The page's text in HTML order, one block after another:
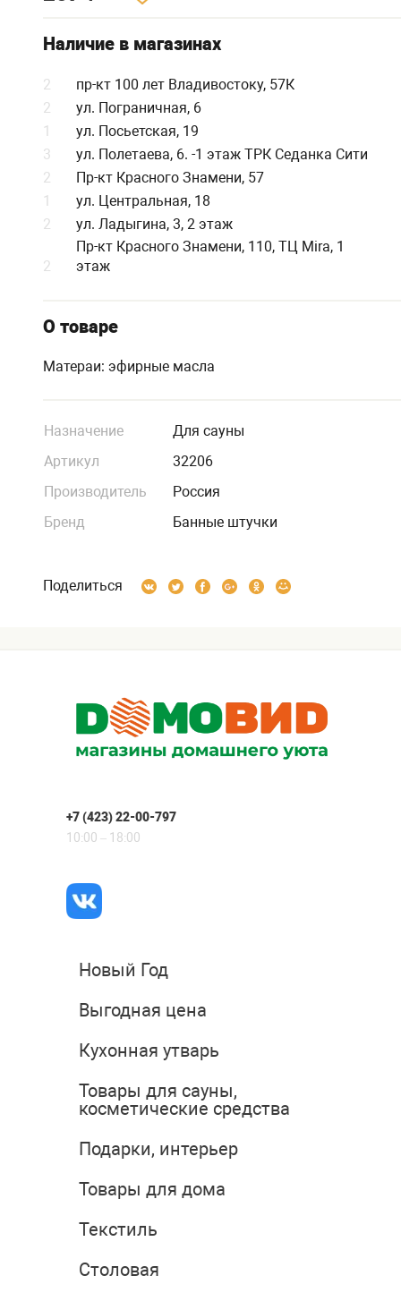
Наличие в магазинах
2
пр-кт 100 лет Владивостоку, 57К
2
ул. Пограничная, 6
1
ул. Посьетская, 19
3
ул. Полетаева, 6. -1 этаж ТРК Седанка Сити
2
Пр-кт Красного Знамени, 57
1
ул. Центральная, 18
2
ул. Ладыгина, 3, 2 этаж
2
Пр-кт Красного Знамени, 110, ТЦ Mira, 1
этаж
О товаре
Матераи: эфирные масла
Назначение
Для сауны
Артикул
32206
Производитель
Россия
Бренд
Банные штучки
Поделиться
+7 (423) 22-00-797
10:00 – 18:00
Новый Год
Выгодная цена
Кухонная утварь
Товары для сауны,
косметические средства
Подарки, интерьер
Товары для дома
Текстиль
Столовая